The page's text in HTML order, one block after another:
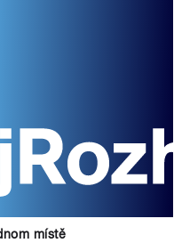
místě